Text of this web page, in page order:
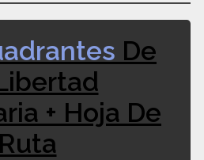
De
+ Hoja De
Ruta